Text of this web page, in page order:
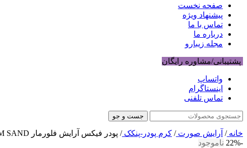
صفحه نخست
پیشنهاد ویژه
تماس با ما
درباره ما
مجله زیبارو
پشتیبانی/مشاوره رایگان
واتساپ
اینستاگرام
تماس تلفنی
جست و جو
خانه/ آرایش صورت/ کرم پودر-پنکک/ پودر فیکس آرایش فلورمار FLORMAR LOOSE POWDER – MEDIUM SAND شماره003 حجم18g اصل
-22%
ناموجود